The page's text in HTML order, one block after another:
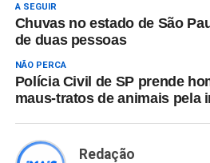
A SEGUIR
Chuvas no estado de São
de duas pessoas
NÃO PERCA
Polícia Civil de SP prende
maus-tratos de animais pela
Redação